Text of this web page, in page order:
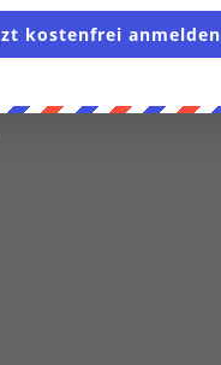
kostenfrei anmelden